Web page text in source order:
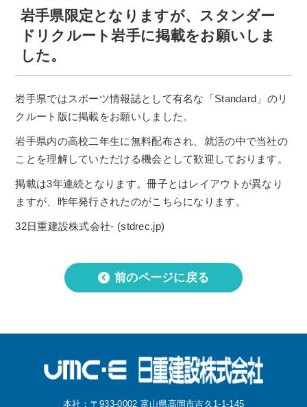
岩手県限定となりますが、スタンダー
ドリクルート岩手に掲載をお願いしま
した。
岩手県ではスポーツ情報誌として有名な「Standard」のリ
クルート版に掲載をお願いしました。
岩手県内の高校二年生に無料配布され、就活の中で当社の
ことを理解していただける機会として歓迎しております。
掲載は3年連続となります。冊子とはレイアウトが異なり
ますが、昨年発行されたのがこちらになります。
32日重建設株式会社- (stdrec.jp)
前のページに戻る
本社：〒933-0002 富山県高岡市吉久1-1-145